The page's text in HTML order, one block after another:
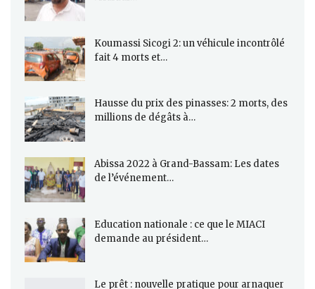
Koumassi Sicogi 2: un véhicule incontrôlé
fait 4 morts et…
Hausse du prix des pinasses: 2 morts, des
millions de dégâts à…
Abissa 2022 à Grand-Bassam: Les dates
de l’événement…
Education nationale : ce que le MIACI
demande au président…
Le prêt : nouvelle pratique pour arnaquer